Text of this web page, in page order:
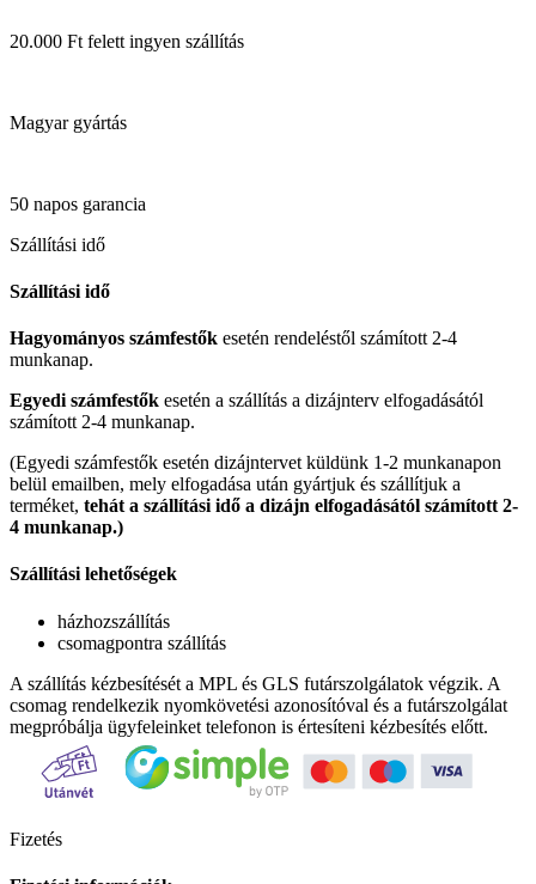
20.000 Ft felett ingyen szállítás
Magyar gyártás
50 napos garancia
Szállítási idő
Szállítási idő
Hagyományos számfestők esetén rendeléstől számított 2-4
munkanap.
Egyedi számfestők esetén a szállítás a dizájnterv elfogadásától
számított 2-4 munkanap.
(Egyedi számfestők esetén dizájntervet küldünk 1-2 munkanapon
belül emailben, mely elfogadása után gyártjuk és szállítjuk a
terméket, tehát a szállítási idő a dizájn elfogadásától számított 2-
4 munkanap.)
Szállítási lehetőségek
házhozszállítás
csomagpontra szállítás
A szállítás kézbesítését a MPL és GLS futárszolgálatok végzik. A
csomag rendelkezik nyomkövetési azonosítóval és a futárszolgálat
megpróbálja ügyfeleinket telefonon is értesíteni kézbesítés előtt.
Fizetés